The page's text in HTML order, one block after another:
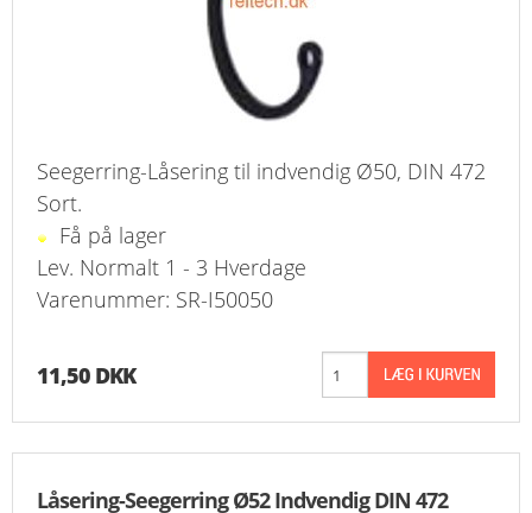
Seegerring-Låsering til indvendig Ø50, DIN 472
Sort.
Få på lager
Lev. Normalt 1 - 3 Hverdage
Varenummer: SR-I50050
11,50 DKK
Låsering-Seegerring Ø52 Indvendig DIN 472